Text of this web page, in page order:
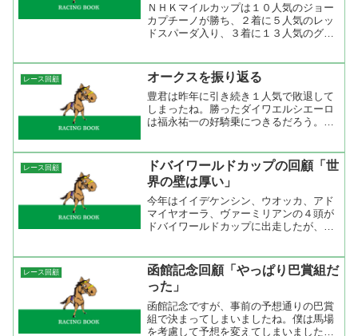
ＮＨＫマイルカップは１０人気のジョー
カプチーノが勝ち、２着に５人気のレッ
ドスパーダ入り、３着に１３人気のグラ
トフルマークスがジワッとハナに行き、
２番手にジョーカプチーノ...
レース回顧 オークスを振り返る
豊君は昨年に引き続き１人気で敗退して
しまったね。勝ったダイワエルシエーロ
は福永祐一の好騎乗につきるだろう。昨
るかどうかはその馬の脚質（適性）によ
るだろうが新馬、紅梅賞と...
レース回顧
ドバイワールドカップの回顧「世
界の壁は厚い」
今年はイイデケンシン、ウオッカ、アド
マイヤオーラ、ヴァーミリアンの４頭が
ドバイワールドカップに出走したが、世
てハナを切ったが内から来た馬と競っ
て、息を入れるところがなく...
レース回顧
函館記念回顧「やっぱり巴賞組だ
った」
函館記念ですが、事前の予想通りの巴賞
組で決まってしまいましたね。僕は馬場
を考慮して予想を変えてしまいました